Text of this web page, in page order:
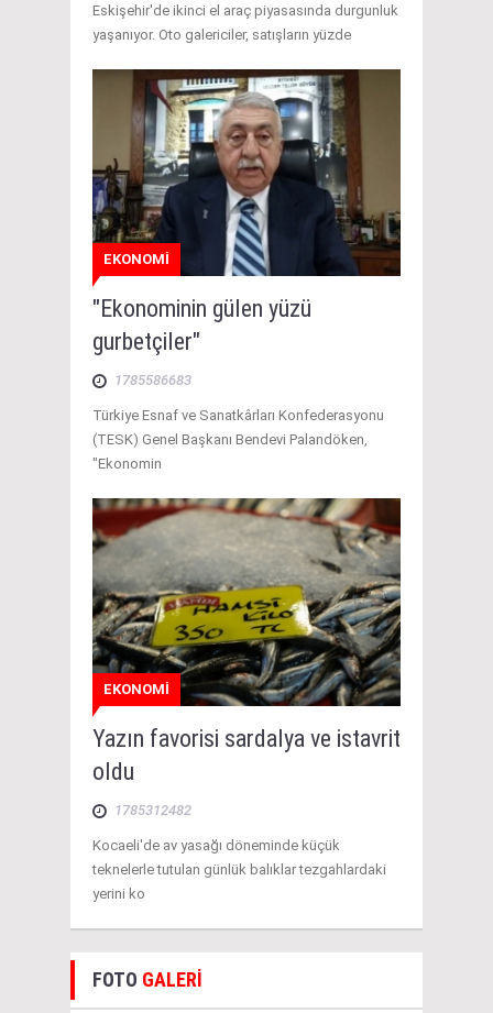
Eskişehir'de ikinci el araç piyasasında durgunluk
yaşanıyor. Oto galericiler, satışların yüzde
EKONOMİ
"Ekonominin gülen yüzü
gurbetçiler"
1785586683
Türkiye Esnaf ve Sanatkârları Konfederasyonu
(TESK) Genel Başkanı Bendevi Palandöken,
"Ekonomin
EKONOMİ
Yazın favorisi sardalya ve istavrit
oldu
1785312482
Kocaeli'de av yasağı döneminde küçük
teknelerle tutulan günlük balıklar tezgahlardaki
yerini ko
FOTO GALERİ